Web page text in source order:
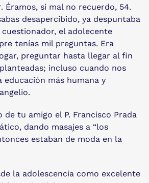
Éramos, si mal no recuerdo, 54.
desapercibido, ya despuntaba
el adolecente
tenías mil preguntas. Era
preguntar hasta llegar al fin
incluso cuando nos
educación más humana y
de tu amigo el P. Francisco Prada
dando masajes a “los
estaban de moda en la
la adolescencia como excelente